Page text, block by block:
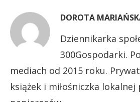
DOROTA
Dziennikarka
300Gospodarki.
mediach od 2015 roku.
książek i miłośniczka